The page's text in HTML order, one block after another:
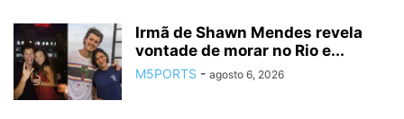
Irmã de Shawn Mendes revela
vontade de morar no Rio e...
M5PORTS - agosto 6, 2026